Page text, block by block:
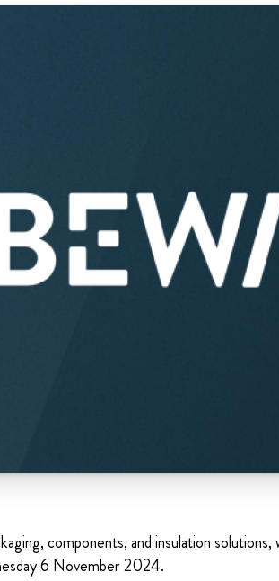
& investments
components, and insulation
6 November 2024.